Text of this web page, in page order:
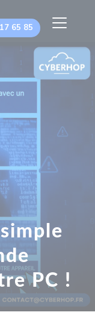
65 85
PC !